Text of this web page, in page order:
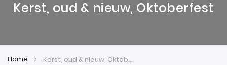
Kerst, oud & nieuw, Oktoberfest
Home Kerst, oud & nieuw, Oktoberfest